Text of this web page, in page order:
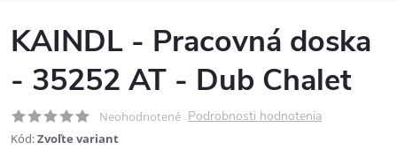
KAINDL - Pracovná doska
- 35252 AT - Dub Chalet
Neohodnotené Podrobnosti hodnotenia
Kód:Zvoľte variant